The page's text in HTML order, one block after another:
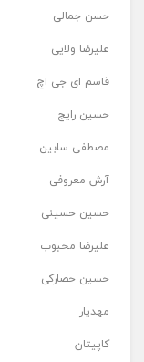
حسن جمالی
علیرضا ولایی
قاسم ای جی اچ
حسین رایج
مصطفی سابین
آرش معروفی
حسین حسینی
علیرضا محبوب
حسین حصارکی
مهدیار
کاپیتان